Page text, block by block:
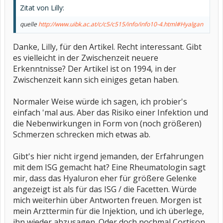
weitgehende Fehlen von Doppelblindstudien. Dabei sind nur
Vergleiche von Hyaluronsäure mit Placebo bewertbar, da ein
Vergleich mit Substanzen fraglicher Wirkung, die inzwischen vom
Markt genommen wurden (z.B. Peroxinorm, Arteparon) nichts
Studie findet nach 4 Wochen 3 Parameter (z.B. Schmerz unter
Bewegung) positiv verändert, bei Schmerzen in Ruhe aber keinen
Unterschied zu Placebo (3), eine andere Doppelblindstudie gerade
diesen Ruheschmerz signifikant verändert, dafür keinen Effekt bei
Schmerz unter Bewegung (4). Klar positive Daten wurden in einer
italienischen Studie gesehen (Schmerzselbstbewertung und durch
einer kleinen Fallzahl keinen Unterschied zu Placebo fand (6). Eine
österreichische Studie ist leider nicht doppelblind durchgeführt (7).
Diese Studie wurde in größeren Zahlen in Vergleich mit Arteparon
geplant. Da dieses Präparat aber zurückgenommen wurde,
verblieb nur mehr eine relativ kleine Gruppe von 52 Patienten, die
offensichtlich von 6 Zentren rekrutiert wurde. In einzelnen
Studien leiden u.a. an kleinen Zahlen und mangelndem
Doppelblinddesign. Besondere Bedeutung kommt daher einer
größeren englischen Doppelblindstudie zu (gesamt 91 Patienten),
die an einem(!) Zentrum untersucht wurden (8). In allen
untersuchten Parametern wurde nach 5 Wochenkein
Unterschied zu Placebo gefunden
und die Autoren schließen
daher,daß Hyalgan keinen Vorteil gegen Placebo hat aber
nebenwirkungsbelastet ist und daher keinen Platz in der
Routine-Therapie der Osteoarthritis hat".
Zitat von Lilly:
quellehttp://www.uibk.ac.at/c/c5/c515/info/info10-4.html#Hyalgan
Danke, Lilly, für den Artikel. Recht interessant. Gibt
es vielleicht in der Zwischenzeit neuere
Erkenntnisse? Der Artikel ist on 1994, in der
Zwischenzeit kann sich einiges getan haben.
Normaler Weise würde ich sagen, ich probier's
einfach 'mal aus. Aber das Risiko einer Infektion und
die Nebenwirkungen in Form von (noch größeren)
Schmerzen schrecken mich etwas ab.
Gibt's hier nicht irgend jemanden, der Erfahrungen
mit dem ISG gemacht hat? Eine Rheumatologin sagt
mir, dass das Hyaluron eher für größere Gelenke
angezeigt ist als für das ISG / die Facetten. Würde
mich weiterhin über Antworten freuen. Morgen ist
mein Arzttermin für die Injektion, und ich überlege,